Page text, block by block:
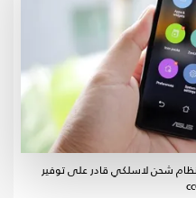
شحن لاسلكي قادر على توفير